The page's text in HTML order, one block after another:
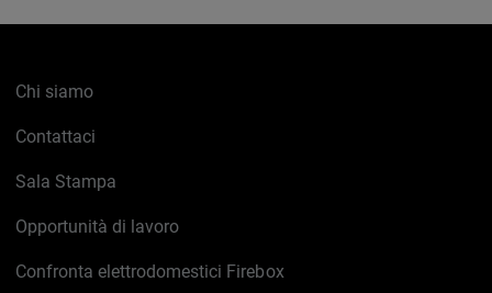
Chi siamo
Contattaci
Sala Stampa
Opportunità di lavoro
Confronta elettrodomestici Firebox